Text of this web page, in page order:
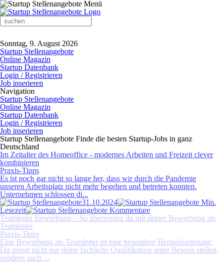
Sonntag, 9. August 2026
Startup Stellenangebote
Online Magazin
Startup Datenbank
Login / Registrieren
Job inserieren
Navigation
Startup Stellenangebote
Online Magazin
Startup Datenbank
Login / Registrieren
Job inserieren
Startup Stellenangebote Finde die besten Startup-Jobs in ganz
Deutschland
Im Zeitalter des Homeoffice - modernes Arbeiten und Freizeit clever
kombinieren
Praxis-Tipps
Es ist noch gar nicht so lange her, dass wir durch die Pandemie
unseren Arbeitsplatz nicht mehr begehen und betreten konnten.
Unternehmen schlossen di...
31.10.2024
Min.
Lesezeit
Kommentare
Neue Start-up Marktchancen: Der Aufstieg elektronischer
Fahrtenbücher
Business
24.7.2024
Min. Lesezeit
Kommentare
Tipps für Startups für mehr Sichtbarkeit im Netz